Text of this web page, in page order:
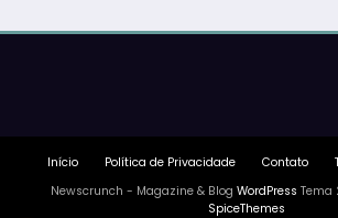
Início Política de Privacidade Contato
Newscrunch - Magazine & Blog WordPress Tema
SpiceThemes